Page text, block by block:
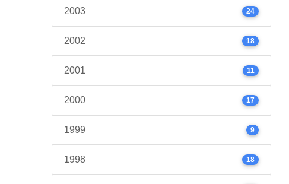
2003 24
2002 18
2001 11
2000 17
1999 9
1998 18